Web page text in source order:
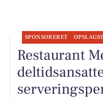
SPONSORERET
Restaurant